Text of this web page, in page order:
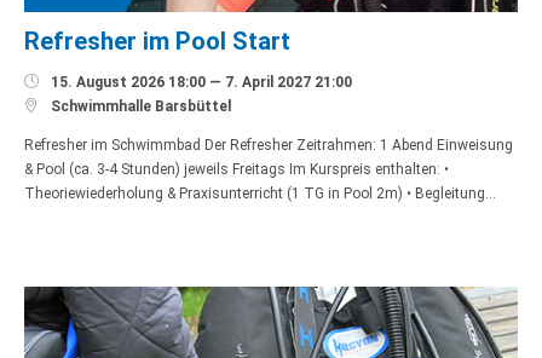
Refresher im Pool Start
 15. August 2026 18:00 — 7. April 2027 21:00
 Schwimmhalle Barsbüttel
Refresher im Schwimmbad Der Refresher Zeitrahmen: 1 Abend Einweisung
& Pool (ca. 3-4 Stunden) jeweils Freitags Im Kurspreis enthalten: •
Theoriewiederholung & Praxisunterricht (1 TG in Pool 2m) • Begleitung…